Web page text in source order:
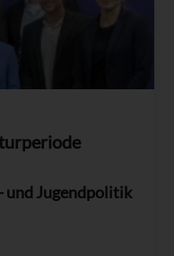
und Jugendpolitik